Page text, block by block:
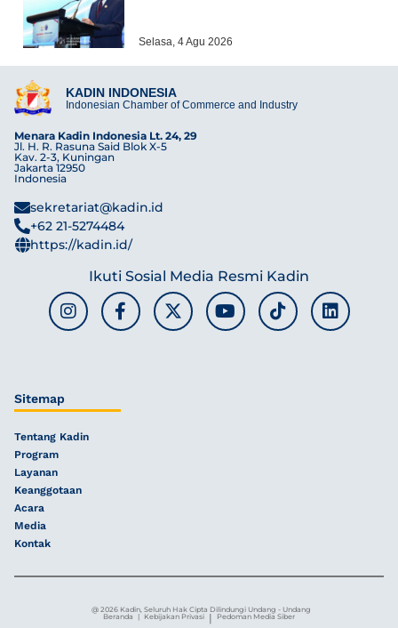
Selasa, 4 Agu 2026
KADIN INDONESIA
Indonesian Chamber of Commerce and Industry
Menara Kadin Indonesia Lt. 24, 29
Jl. H. R. Rasuna Said Blok X-5
Kav. 2-3, Kuningan
Jakarta 12950
Indonesia
sekretariat@kadin.id
+62 21-5274484
https://kadin.id/
Ikuti Sosial Media Resmi Kadin
Sitemap
Tentang Kadin
Program
Layanan
Keanggotaan
Acara
Media
Kontak
@ 2026 Kadin, Seluruh Hak Cipta Dilindungi Undang - Undang
Beranda
| Kebijakan Privasi | Pedoman Media Siber